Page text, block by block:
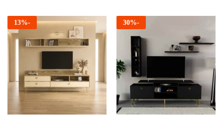
-
30%
-
13%